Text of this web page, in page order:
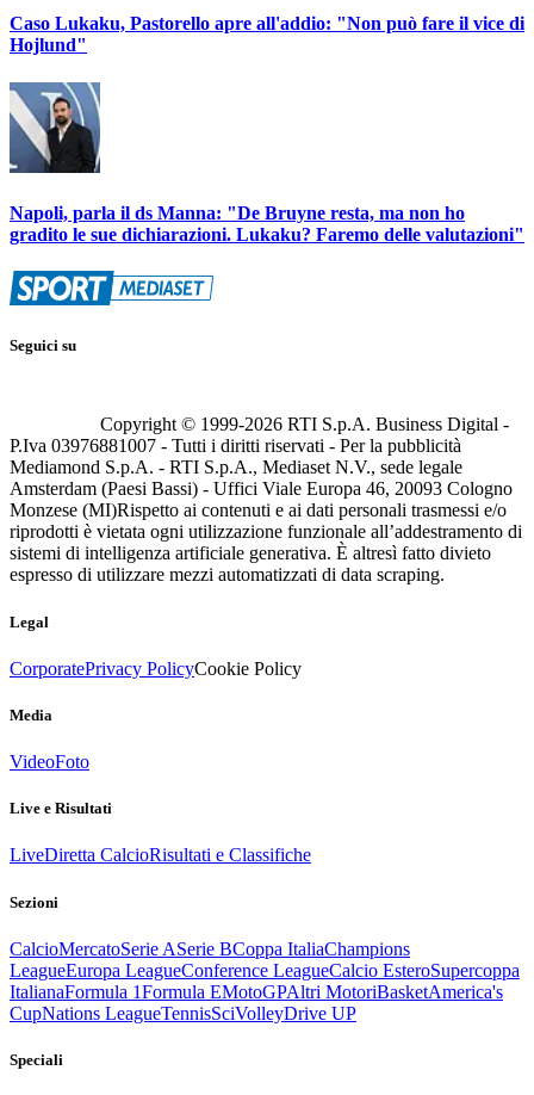
Caso Lukaku, Pastorello apre all'addio: "Non può fare il vice di
Hojlund"
Napoli, parla il ds Manna: "De Bruyne resta, ma non ho
gradito le sue dichiarazioni. Lukaku? Faremo delle valutazioni"
Seguici su
Copyright © 1999-2026 RTI S.p.A. Business Digital -
P.Iva 03976881007 - Tutti i diritti riservati - Per la pubblicità
Mediamond S.p.A. - RTI S.p.A., Mediaset N.V., sede legale
Amsterdam (Paesi Bassi) - Uffici Viale Europa 46, 20093 Cologno
Monzese (MI)Rispetto ai contenuti e ai dati personali trasmessi e/o
riprodotti è vietata ogni utilizzazione funzionale all’addestramento di
sistemi di intelligenza artificiale generativa. È altresì fatto divieto
espresso di utilizzare mezzi automatizzati di data scraping.
Legal
CorporatePrivacy PolicyCookie Policy
Media
VideoFoto
Live e Risultati
LiveDiretta CalcioRisultati e Classifiche
Sezioni
CalcioMercatoSerie ASerie BCoppa ItaliaChampions
LeagueEuropa LeagueConference LeagueCalcio EsteroSupercoppa
ItalianaFormula 1Formula EMotoGPAltri MotoriBasketAmerica's
CupNations LeagueTennisSciVolleyDrive UP
Speciali